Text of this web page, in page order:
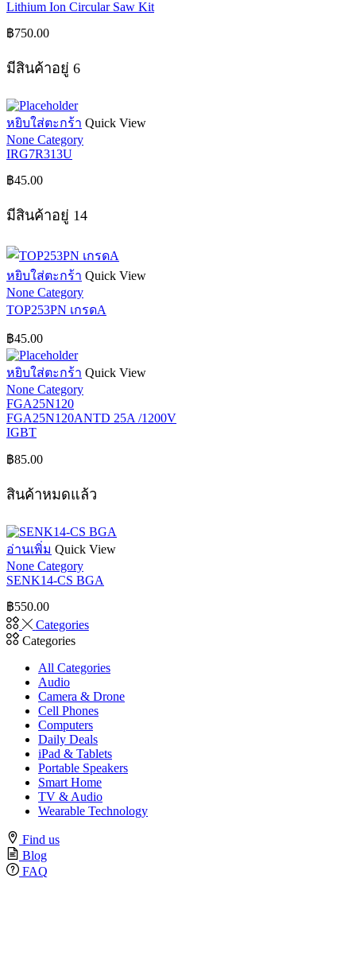
Lithium Ion Circular Saw Kit
฿750.00
มีสินค้าอยู่ 6
หยิบใส่ตะกร้า Quick View
None Category
IRG7R313U
฿45.00
มีสินค้าอยู่ 14
หยิบใส่ตะกร้า Quick View
None Category
TOP253PN เกรดA
฿45.00
หยิบใส่ตะกร้า Quick View
None Category
FGA25N120
FGA25N120ANTD 25A /1200V
IGBT
฿85.00
สินค้าหมดแล้ว
อ่านเพิ่ม Quick View
None Category
SENK14-CS BGA
฿550.00
Categories
Categories
All Categories
Audio
Camera & Drone
Cell Phones
Computers
Daily Deals
iPad & Tablets
Portable Speakers
Smart Home
TV & Audio
Wearable Technology
Find us
Blog
FAQ